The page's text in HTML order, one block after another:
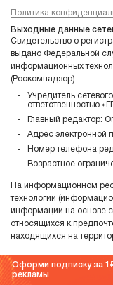
Политика
Выходные данные
Свидетельство о
выдано Федеральной
информационных
(Роскомнадзор).
Учредитель
ответственностью
Главный редактор:
Адрес электронной
Номер телефона
Возрастное
На информационном
технологии
информации на основе
относящихся к
находящихся на
Оформи подписку за 1
рекламы